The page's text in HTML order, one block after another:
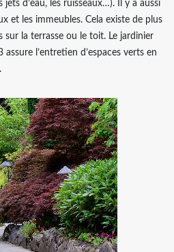
d’eau, les ruisseaux…). Il y a aussi
et les immeubles. Cela existe de plus
sur la terrasse ou le toit. Le jardinier
l’entretien d’espaces verts en